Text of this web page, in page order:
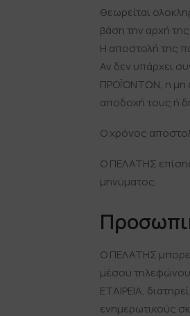
θεωρείται
βάση την αρχή
Η αποστολή της
Αν δεν υπάρχει
ΠΡΟΪΌΝΤΩΝ, η μη
αποδοχή τους ή
Ο χρόνος
Ο ΠΕΛΑΤΗΣ επίσης
μηνύματος.
Ο ΠΕΛΑΤΗΣ μπορεί
μέσου τηλεφώνου
ΕΤΑΙΡΕΙΑ,
ενημερωτικούς